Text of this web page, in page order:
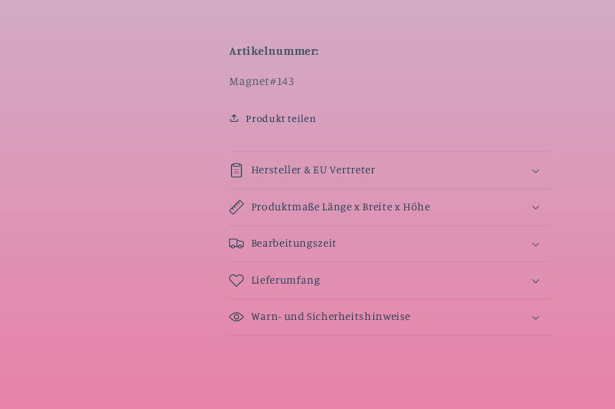
Artikelnummer:
SKU:
Magnet#143
Produkt teilen
Hersteller & EU Vertreter
Produktmaße Länge x Breite x Höhe
Bearbeitungszeit
Lieferumfang
Warn- und Sicherheitshinweise